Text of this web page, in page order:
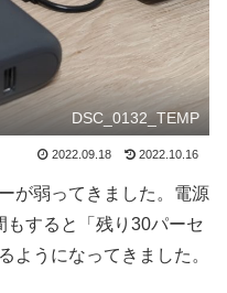
DSC_0132_TEMP
2022.09.18 2022.10.16
が弱ってきました。電源
もすると「残り30パーセ
ようになってきました。